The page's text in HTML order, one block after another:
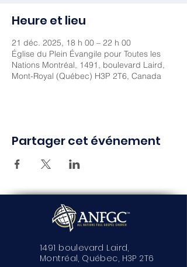
Heure et lieu
21 déc. 2025, 18 h 00 – 22 h 00
Église du Plein Évangile pour Toutes les
Nations Montréal, 1491, boulevard Laird,
Mont-Royal (Québec) H3P 2T6, Canada
Partager cet événement
1491 boulevard Laird,
Montréal, Québec, H3P 2T6